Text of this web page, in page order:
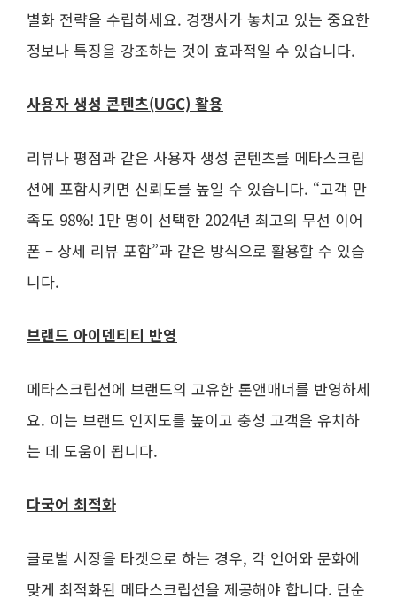
별화 전략을 수립하세요. 경쟁사가 놓치고 있는 중요한
정보나 특징을 강조하는 것이 효과적일 수 있습니다.
사용자 생성 콘텐츠(UGC) 활용
리뷰나 평점과 같은 사용자 생성 콘텐츠를 메타스크립
션에 포함시키면 신뢰도를 높일 수 있습니다. “고객 만
족도 98%! 1만 명이 선택한 2024년 최고의 무선 이어
폰 – 상세 리뷰 포함”과 같은 방식으로 활용할 수 있습
니다.
브랜드 아이덴티티 반영
메타스크립션에 브랜드의 고유한 톤앤매너를 반영하세
요. 이는 브랜드 인지도를 높이고 충성 고객을 유치하
는 데 도움이 됩니다.
다국어 최적화
글로벌 시장을 타겟으로 하는 경우, 각 언어와 문화에
맞게 최적화된 메타스크립션을 제공해야 합니다. 단순